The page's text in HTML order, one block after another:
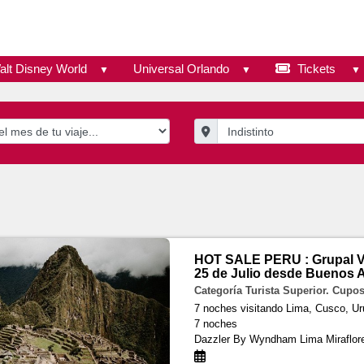
Disney World Universal Orlando Tickets
HOT SALE PERU : Grupal
25 de Julio desde Buenos
Categoría Turista Superior.
7 noches visitando Lima, Cusco,
7 noches
Dazzler By Wyndham Lima